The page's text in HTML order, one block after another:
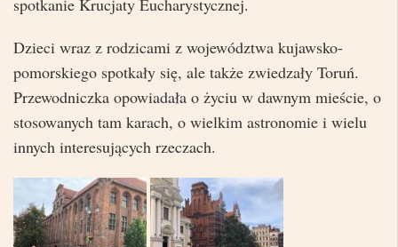
Dzieci wraz z rodzicami z województwa kujawsko-
pomorskiego spotkały się, ale także zwiedzały Toruń.
Przewodniczka opowiadała o życiu w dawnym mieście, o
stosowanych tam karach, o wielkim astronomie i wielu
innych interesujących rzeczach.